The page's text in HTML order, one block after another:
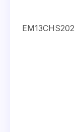
EM13CHS202